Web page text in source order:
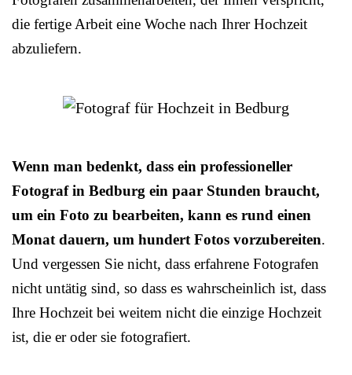
die fertige Arbeit eine Woche nach Ihrer Hochzeit
abzuliefern.
Wenn man bedenkt, dass ein professioneller
Fotograf in Bedburg ein paar Stunden braucht,
um ein Foto zu bearbeiten, kann es rund einen
Monat dauern, um hundert Fotos vorzubereiten.
Und vergessen Sie nicht, dass erfahrene Fotografen
nicht untätig sind, so dass es wahrscheinlich ist, dass
Ihre Hochzeit bei weitem nicht die einzige Hochzeit
ist, die er oder sie fotografiert.